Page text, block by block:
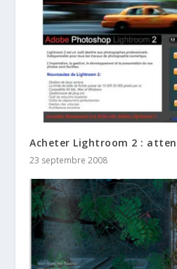
Acheter Lightroom 2 :
23 septembre 2008